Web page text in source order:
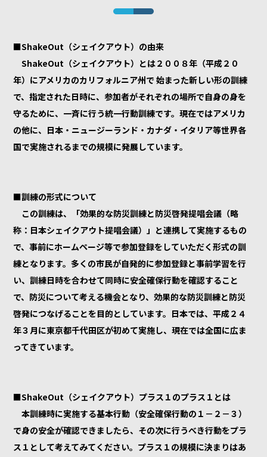
■ShakeOut（シェイクアウト）の由来
ShakeOut（シェイクアウト）とは２００８年（平成２０
年）にアメリカのカリフォルニア州で 始まった新しい形の訓練
で、指定された日時に、参加者がそれぞれの場所で自身の身を
守るために、一斉に行う統一行動訓練です。現在ではアメリカ
の他に、日本・ニュージーランド・カナダ・イタリア等世界各
国で実施されるまでの規模に発展しています。
■訓練の形式について
この訓練は、「効果的な防災訓練と防災啓発提唱会議（略
称：日本シェイクアウト提唱会議）」と連携して実施するもの
で、事前にホームページ等で参加登録をしていただく形式の訓
練となります。多くの市民が自発的に参加登録と事前学習を行
い、訓練日時を合わせて同時に安全確保行動を確認すること
で、防災について考える機会となり、効果的な防災訓練と防災
啓発につなげることを目的としています。日本では、平成２４
年３月に東京都千代田区が初めて実施し、現在では全国に広ま
ってきています。
■ShakeOut（シェイクアウト）プラス１のプラス１とは
本訓練時に実施する基本行動（安全確保行動の１－２－３）
で身の安全が確認できましたら、その次に行うべき行動をプラ
ス１として考えてみてください。プラス１の規模に決まりはあ